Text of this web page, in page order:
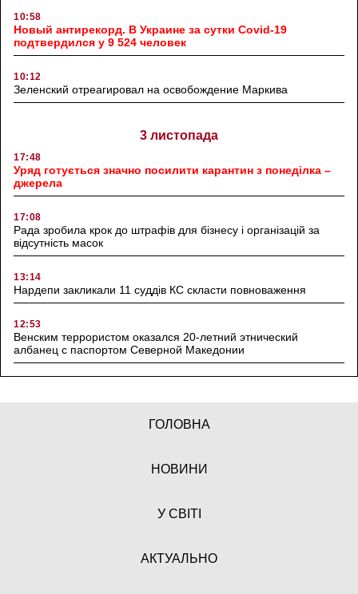
10:58
Новый антирекорд. В Украине за сутки Covid-19
подтвердился у 9 524 человек
10:12
Зеленский отреагировал на освобождение Маркива
3 листопада
17:48
Уряд готується значно посилити карантин з понеділка –
джерела
17:08
Рада зробила крок до штрафів для бізнесу і організацій за
відсутність масок
13:14
Нардепи закликали 11 суддів КС скласти повноваження
12:53
Венским террористом оказался 20-летний этнический
албанец с паспортом Северной Македонии
ГОЛОВНА
НОВИНИ
У СВІТІ
АКТУАЛЬНО